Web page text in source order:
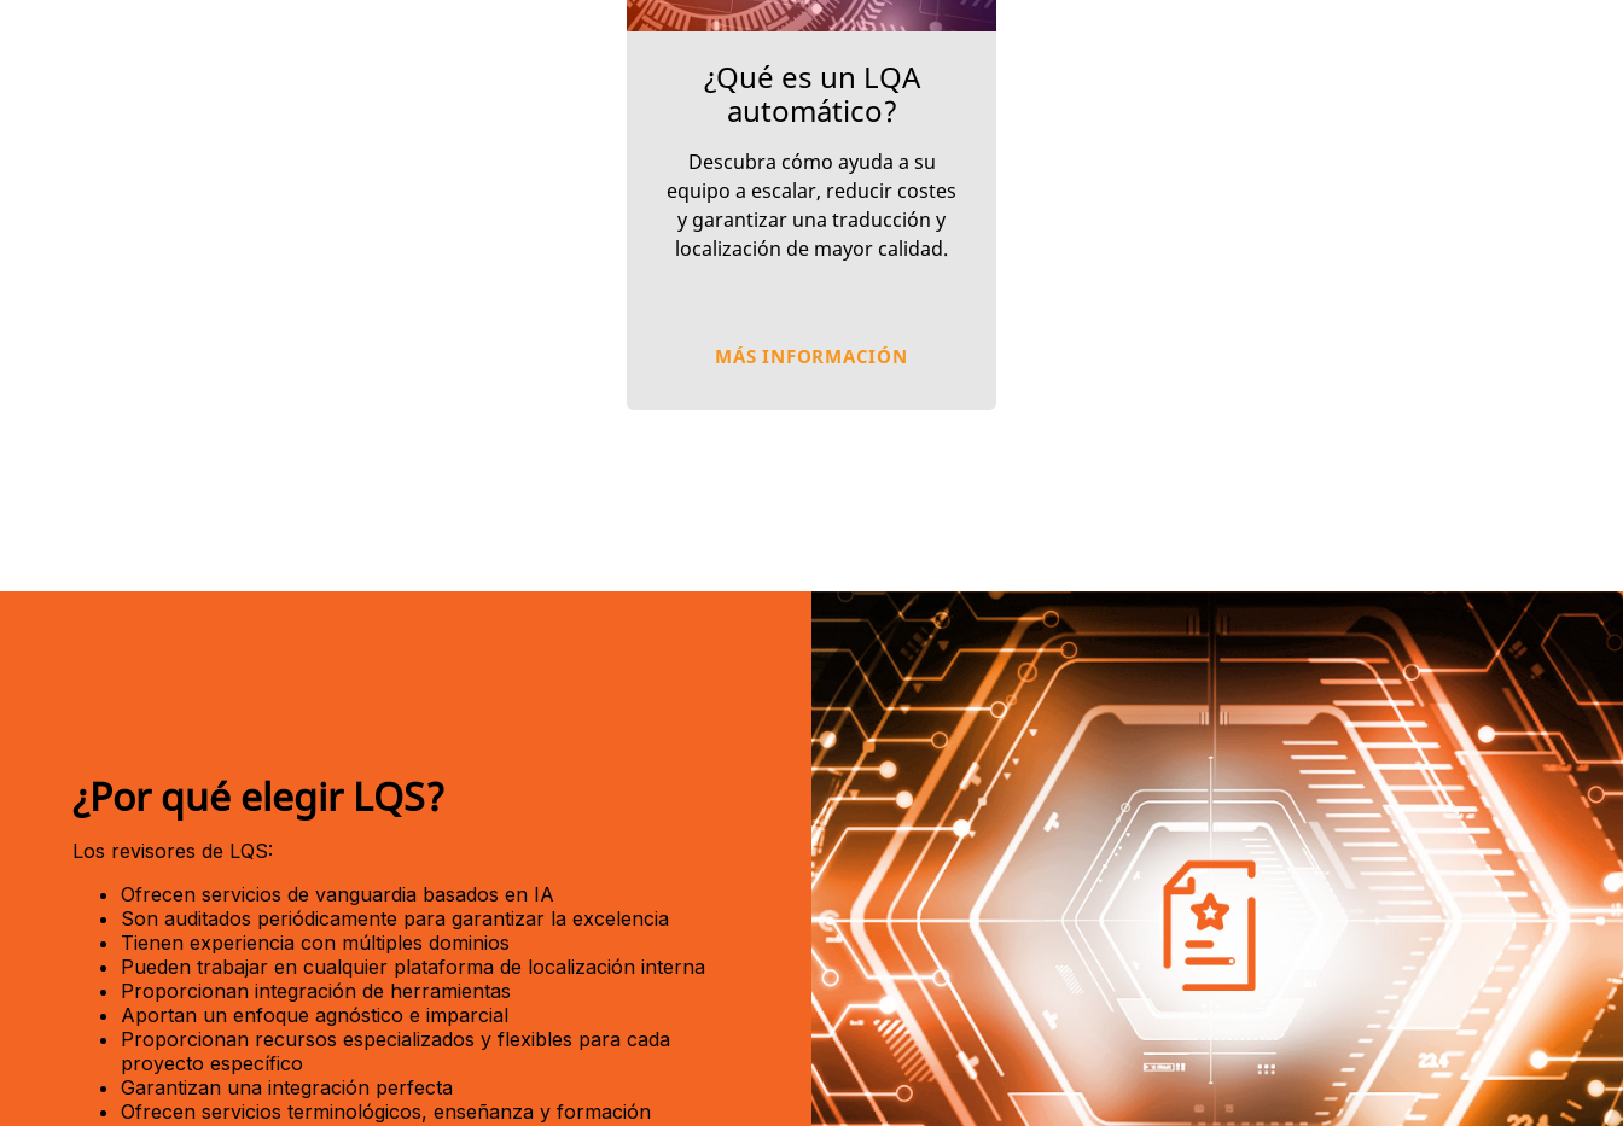
¿Qué es un LQA
automático?
Descubra cómo ayuda a su
equipo a escalar, reducir costes
y garantizar una traducción y
localización de mayor calidad.
MÁS INFORMACIÓN
¿Por qué elegir LQS?
Los revisores de LQS:
Ofrecen servicios de vanguardia basados en IA
Son auditados periódicamente para garantizar la excelencia
Tienen experiencia con múltiples dominios
Pueden trabajar en cualquier plataforma de localización interna
Proporcionan integración de herramientas
Aportan un enfoque agnóstico e imparcial
Proporcionan recursos especializados y flexibles para cada
proyecto específico
Garantizan una integración perfecta
Ofrecen servicios terminológicos, enseñanza y formación